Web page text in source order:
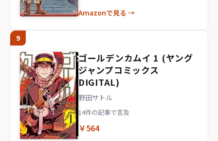
Amazonで見る →
9
ゴールデンカムイ 1 (ヤング
ジャンプコミックス
DIGITAL)
野田サトル
14件の記事で言及
￥564